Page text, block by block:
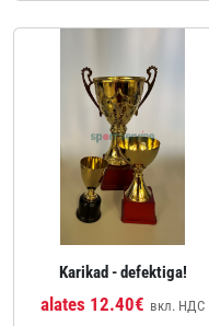
Karikad - defektiga!
alates 12.40€ вкл. НДС